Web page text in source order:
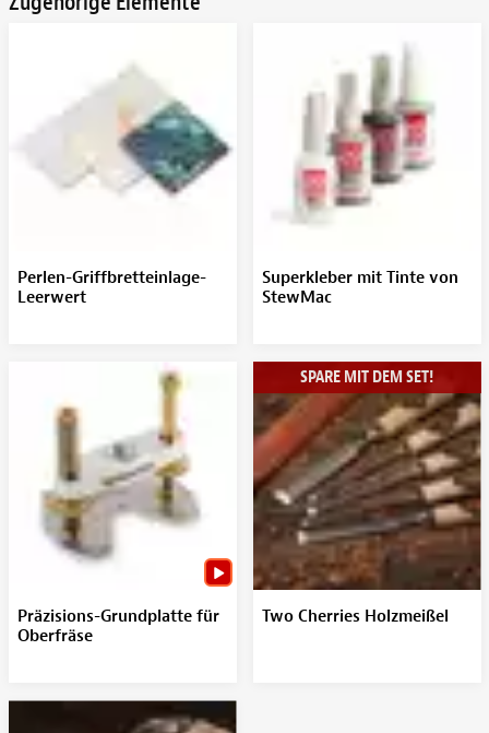
Perlen-Griffbretteinlage-
Leerwert
Superkleber mit Tinte von
StewMac
Präzisions-Grundplatte für
Oberfräse
SPARE MIT DEM SET!
Two Cherries Holzmeißel